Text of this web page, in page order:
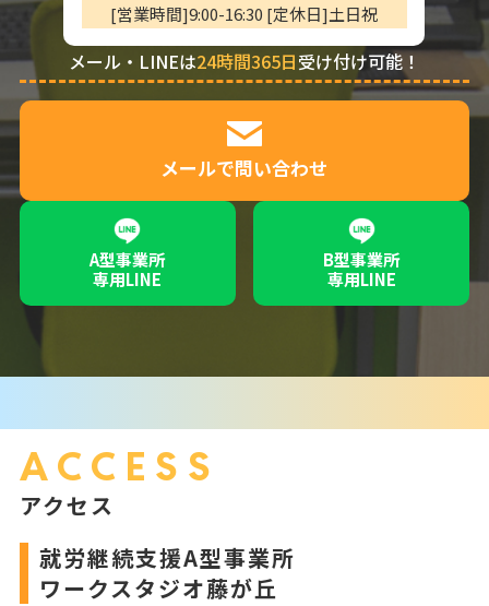
[営業時間]9:00-16:30 [定休日]土日祝
メール・LINEは24時間365日受け付け可能！
メールで問い合わせ
A型事業所
専用LINE
B型事業所
専用LINE
ACCESS
アクセス
就労継続支援A型事業所
ワークスタジオ藤が丘